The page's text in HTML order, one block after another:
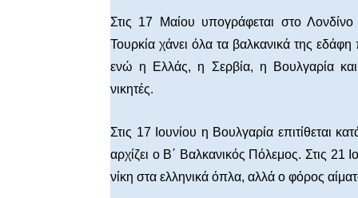
Στις 17 Μαίου υπογράφεται στο
Τουρκία χάνει όλα τα βαλκανικά της
ενώ η Ελλάς, η Σερβία, η Βουλγαρία
νικητές.
Στις 17 Ιουνίου η Βουλγαρία
αρχίζει ο Β΄ Βαλκανικός Πόλεμος. Στις 21
νίκη στα ελληνικά όπλα, αλλά ο φόρος